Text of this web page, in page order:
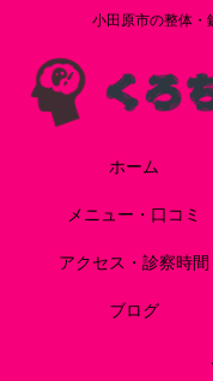
小田原市の整体・
ホーム
メニュー・口コミ
アクセス・診察時間
ブログ